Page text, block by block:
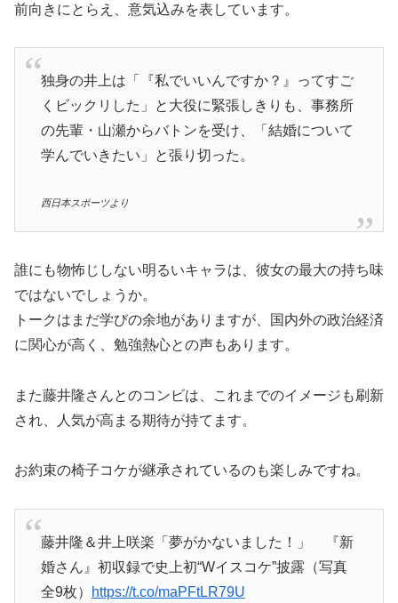
前向きにとらえ、意気込みを表しています。
独身の井上は「『私でいいんですか？』ってすご
くビックリした」と大役に緊張しきりも、事務所
の先輩・山瀬からバトンを受け、「結婚について
学んでいきたい」と張り切った。
西日本スポーツより
誰にも物怖じしない明るいキャラは、彼女の最大の持ち味
ではないでしょうか。
トークはまだ学びの余地がありますが、国内外の政治経済
に関心が高く、勉強熱心との声もあります。
また藤井隆さんとのコンビは、これまでのイメージも刷新
され、人気が高まる期待が持てます。
お約束の椅子コケが継承されているのも楽しみですね。
藤井隆＆井上咲楽「夢がかないました！」 『新
婚さん』初収録で史上初“Wイスコケ”披露（写真
全9枚）
https://t.co/maPFtLR79U